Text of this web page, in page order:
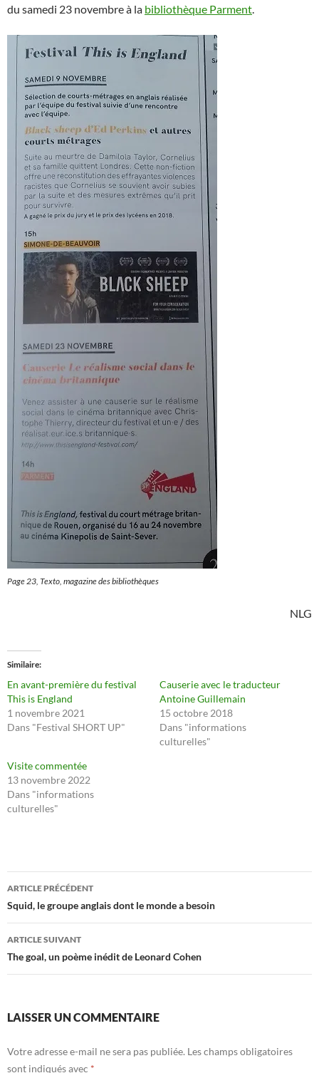
du samedi 23 novembre à la bibliothèque Parment
Page 23, Texto, magazine des bibliothèques
NLG
Similaire
En avant-première du festival
This is England
1 novembre 2021
Dans "Festival SHORT UP"
Causerie avec le traducteur
Antoine Guillemain
15 octobre 2018
Dans "informations
culturelles"
Visite commentée
13 novembre 2022
Dans "informations
culturelles"
Navigation
des
articles
ARTICLE PRÉCÉDENT
Squid, le groupe anglais dont le monde a besoin
ARTICLE SUIVANT
The goal, un poème inédit de Leonard Cohen
LAISSER UN COMMENTAIRE
Votre adresse e-mail ne sera pas publiée. Les champs obligatoires
sont indiqués avec *